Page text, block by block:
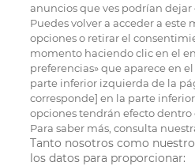
anuncios que ves podrían dejar
Puedes volver a acceder a
opciones o retirar el
momento haciendo clic en el
preferencias» que aparece en
parte inferior izquierda de la
corresponde] en la parte
opciones tendrán efecto dentro
Para saber más, consulta
Tanto nosotros como
los datos para proporcionar: